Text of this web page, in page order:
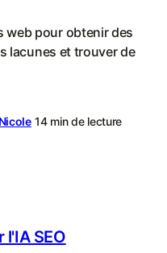
web pour obtenir des
lacunes et trouver de
14 min de lecture
SEO